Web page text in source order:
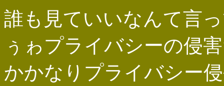
誰も見ていいなんて言
ぅゎプライバシーの侵
かかなりプライバシー